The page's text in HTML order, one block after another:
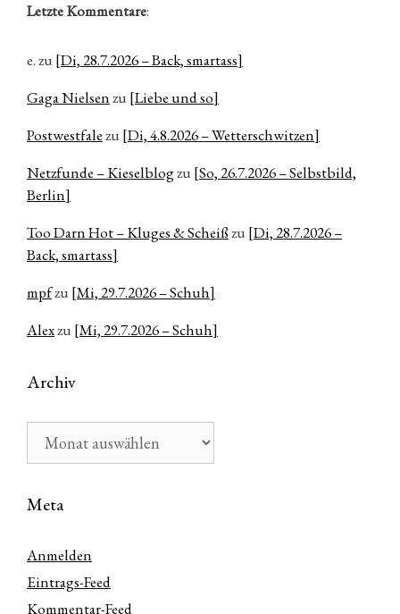
Letzte Kommentare:
e.zu [Di, 28.7.2026 – Back, smartass]
Gaga Nielsenzu [Liebe und so]
Postwestfalezu [Di, 4.8.2026 – Wetterschwitzen]
Netzfunde – Kieselblogzu [So, 26.7.2026 – Selbstbild,
Berlin]
Too Darn Hot – Kluges & Scheißzu [Di, 28.7.2026 –
Back, smartass]
mpfzu [Mi, 29.7.2026 – Schuh]
Alexzu [Mi, 29.7.2026 – Schuh]
Archiv
Meta
Anmelden
Eintrags-Feed
Kommentar-Feed